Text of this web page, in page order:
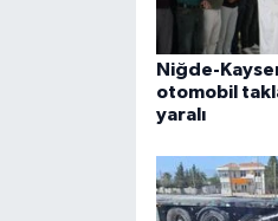
Niğde-
otomobil
yaralı